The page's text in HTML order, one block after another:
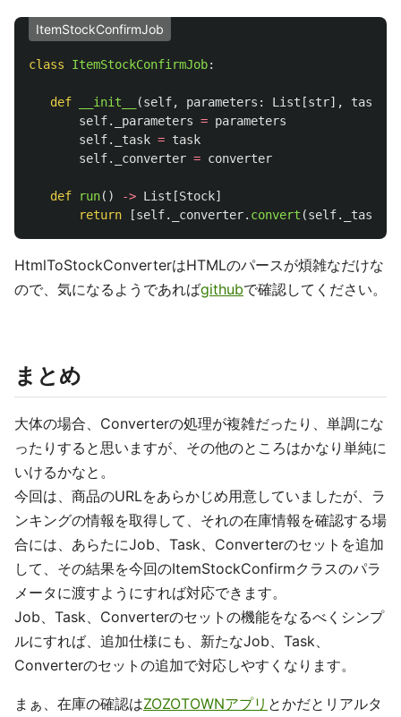
ItemStockConfirmJob
class ItemStockConfirmJob:
def __init__ (self, parameters : List [str], task
self. _parameters = parameters
self. _task = task
self. _converter = converter
def run() -> List [Stock]
return
[self. _converter. convert (self. _task
HtmlToStockConverterはHTMLのパースが煩雑なだけな
ので、気になるようであればgithubで確認してください。
まとめ
大体の場合、Converterの処理が複雑だったり、単調にな
ったりすると思いますが、その他のところはかなり単純に
いけるかなと。
今回は、商品のURLをあらかじめ用意していましたが、ラ
ンキングの情報を取得して、それの在庫情報を確認する場
合には、あらたにJob、Task、Converterのセットを追加
して、その結果を今回のItemStockConfirmクラスのパラ
メータに渡すようにすれば対応できます。
Job、Task、Converterのセットの機能をなるべくシンプ
ルにすれば、追加仕様にも、新たなJob、Task、
Converterのセットの追加で対応しやすくなります。
まぁ、在庫の確認はZOZOTOWNアプリ とかだとリアルタ